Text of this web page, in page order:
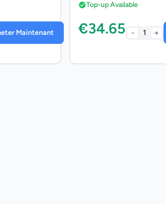
Maintenant
Top-up Available
€34.65 - 1 +